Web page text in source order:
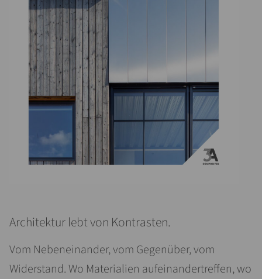
Architektur lebt von Kontrasten.
Vom Nebeneinander, vom Gegenüber, vom
Widerstand. Wo Materialien aufeinandertreffen, wo